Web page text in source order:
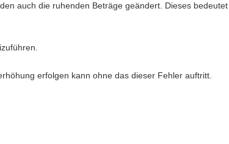
auch die ruhenden Beträge geändert. Dieses
erfolgen kann ohne das dieser Fehler auftritt.